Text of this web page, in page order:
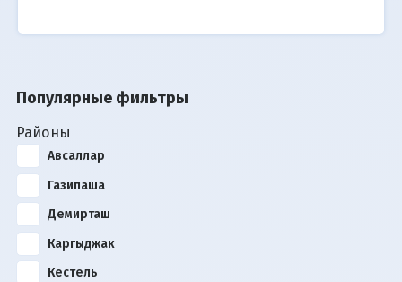
Популярные фильтры
Районы
Авсаллар
Газипаша
Демирташ
Каргыджак
Кестель